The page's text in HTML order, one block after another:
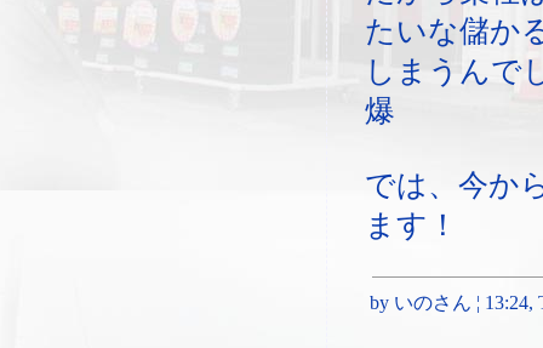
たいな儲か
しまうんで
爆
では、今か
ます！
by いのさん ¦ 13:24,